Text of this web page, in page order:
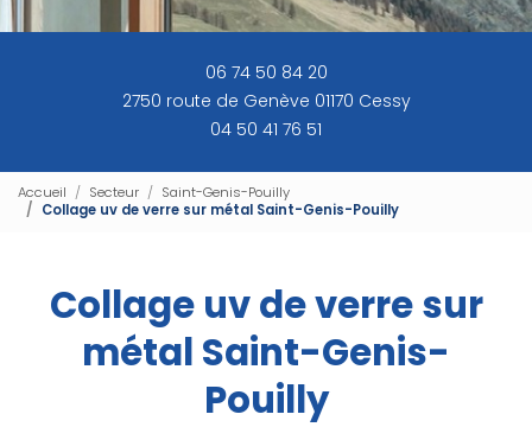
06 74 50 84 20
2750 route de Genève 01170 Cessy
04 50 41 76 51
Accueil Secteur
Saint-Genis-Pouilly
Collage uv de verre sur métal Saint-Genis-Pouilly
Collage uv de verre sur
métal Saint-Genis-
Pouilly